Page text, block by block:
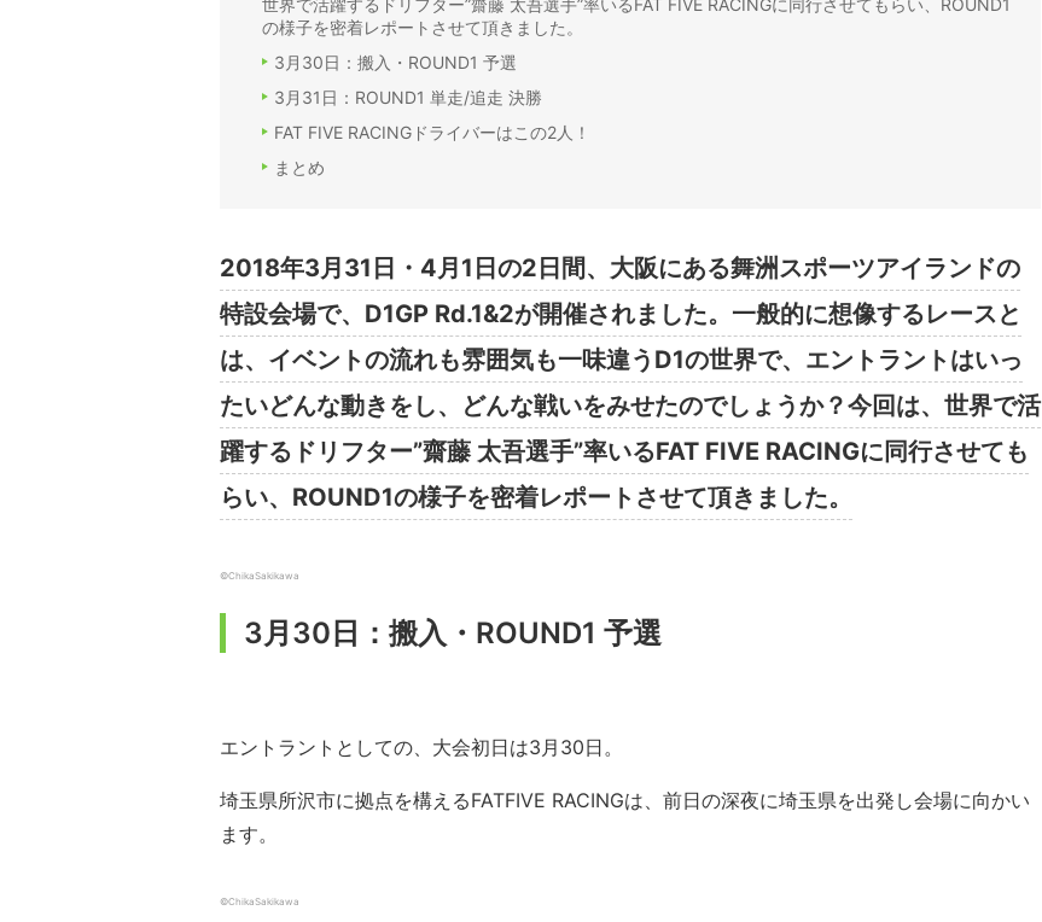
世界で活躍するドリフター”齋藤 太吾選手”率いるFAT FIVE RACINGに同行させてもらい、ROUND1
の様子を密着レポートさせて頂きました。
3月30日：搬入・ROUND1 予選
3月31日：ROUND1 単走/追走 決勝
FAT FIVE RACINGドライバーはこの2人！
まとめ
2018年3月31日・4月1日の2日間、大阪にある舞洲スポーツアイランドの
特設会場で、D1GP Rd.1&2が開催されました。一般的に想像するレースと
は、イベントの流れも雰囲気も一味違うD1の世界で、エントラントはいっ
たいどんな動きをし、どんな戦いをみせたのでしょうか？今回は、世界で活
躍するドリフター”齋藤 太吾選手”率いるFAT FIVE RACINGに同行させても
らい、ROUND1の様子を密着レポートさせて頂きました。
©ChikaSakikawa
3月30日：搬入・ROUND1 予選
エントラントとしての、大会初日は3月30日。
埼玉県所沢市に拠点を構えるFATFIVE RACINGは、前日の深夜に埼玉県を出発し会場に向かい
ます。
©ChikaSakikawa